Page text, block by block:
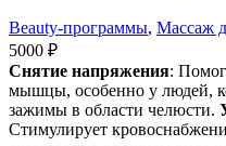
Beauty-программы, Массаж
5000 ₽
Снятие напряжения:
мышцы, особенно у людей,
зажимы в области челюсти.
Стимулирует